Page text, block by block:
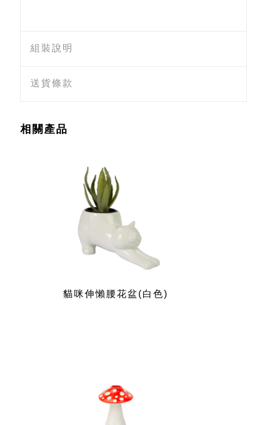
組裝說明
送貨條款
相關產品
貓咪伸懶腰花盆(白色)